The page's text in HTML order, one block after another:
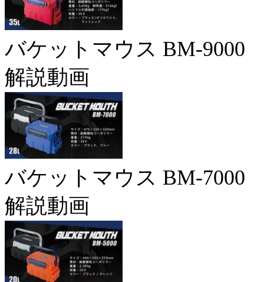
バケットマウス BM-9000
解説動画
バケットマウス BM-7000
解説動画